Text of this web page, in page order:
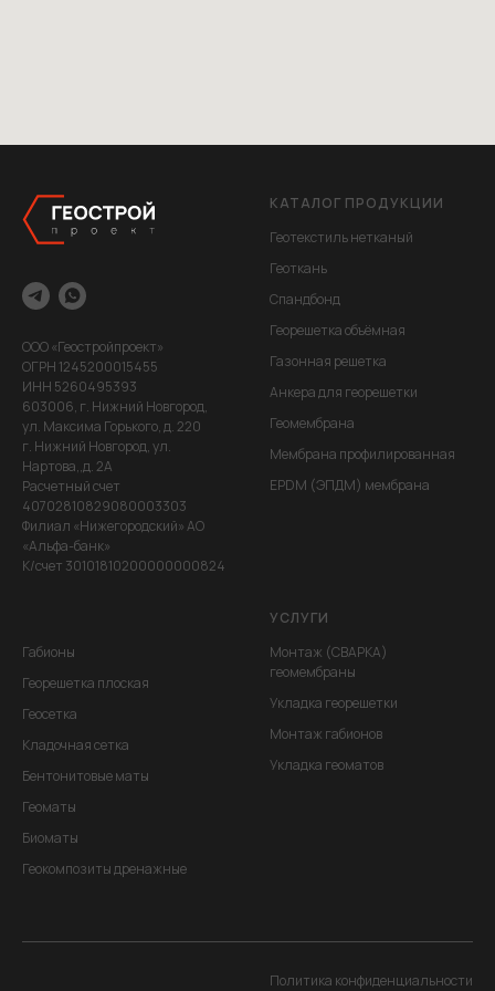
ООО «Геостройпроект»
ОГРН 1245200015455
ИНН 5260495393
603006, г. Нижний Новгород,
ул. Максима Горького, д. 220
г. Нижний Новгород, ул.
Нартова,,д. 2А
Расчетный счет
40702810829080003303
Филиал «Нижегородский» АО
«Альфа-банк»
К/счет 30101810200000000824
КАТАЛОГ ПРОДУКЦИИ
Геотекстиль нетканый
Геоткань
Спандбонд
Георешетка объёмная
Газонная решетка
Анкера для георешетки
Геомембрана
Мембрана профилированная
EPDM (ЭПДМ) мембрана
Габионы
Георешетка плоская
Геосетка
Кладочная сетка
Бентонитовые маты
Геоматы
Биоматы
Геокомпозиты дренажные
УСЛУГИ
Монтаж (СВАРКА)
геомембраны
Укладка георешетки
Монтаж габионов
Укладка геоматов
Политика конфиденциальности